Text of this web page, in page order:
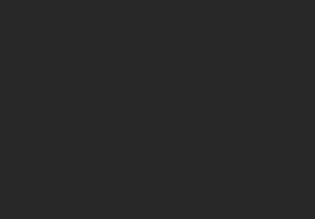
3000万！针对高新企业还可申